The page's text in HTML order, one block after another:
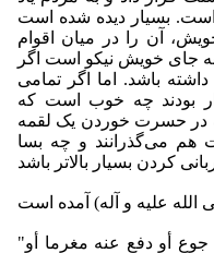
است. بسیار دیده شده است
آن را در میان اقوام
جای خویش نیکو است اگر
باشد. اما اگر تمامی
بودند چه خوب است که
در حسرت خوردن یک لقمه
می‌گذرانند و چه بسا
"أحبّ الأعمال إلى اللَّه من أطعم من جوع أو دفع عنه مغرما أو